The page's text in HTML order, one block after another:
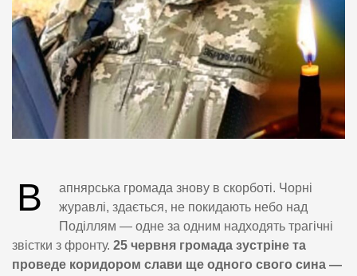
В
апнярська громада знову в скорботі. Чорні
журавлі, здається, не покидають небо над
Поділлям — одне за одним надходять трагічні
звістки з фронту. 25 червня громада зустріне та
проведе коридором слави ще одного свого сина —